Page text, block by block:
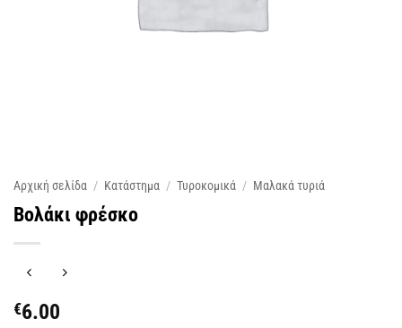
Αρχική σελίδα / Κατάστημα / Τυροκομικά / Μαλακά τυριά
Βολάκι φρέσκο
€6.00